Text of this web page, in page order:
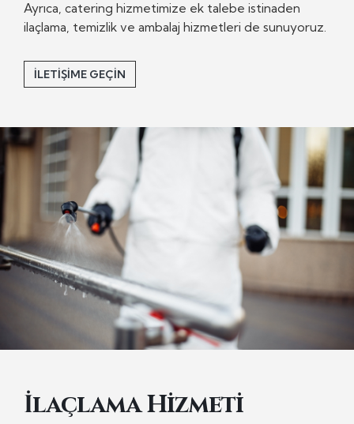
Ayrıca, catering hizmetimize ek talebe istinaden
ilaçlama, temizlik ve ambalaj hizmetleri de sunuyoruz.
İLETIŞIME GEÇIN
İlaçlama Hizmeti